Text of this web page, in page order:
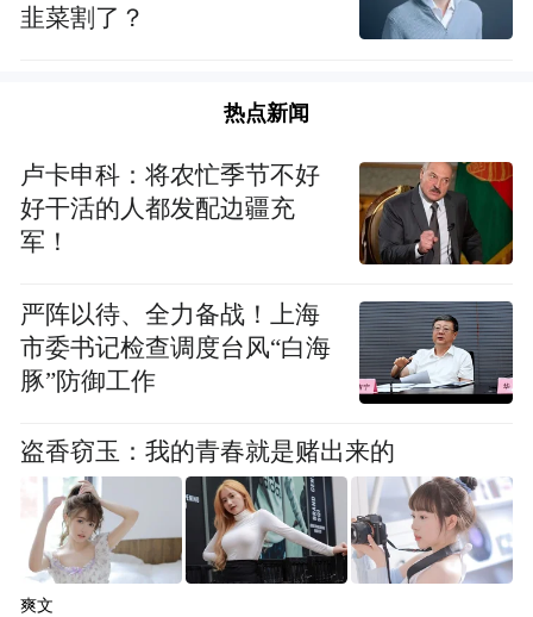
式，让自己的身体处于一个最佳状态。
00:00
张伯礼：防止轻症患者转重症是中医药的效
果之一。轻症患者服用中药一两天以后，体
温逐渐恢复正常，咳嗽和乏力的症状也减
韭菜割了？
热点新闻
卢卡申科：将农忙季节不好
好干活的人都发配边疆充
军！
严阵以待、全力备战！上海
市委书记检查调度台风“白海
豚”防御工作
盗香窃玉：我的青春就是赌出来的
爽文